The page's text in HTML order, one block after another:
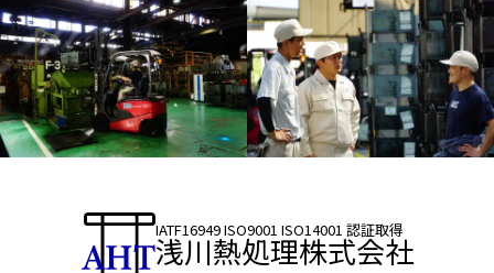
IATF16949 ISO9001 ISO14001 認証取得
浅川熱処理株式会社